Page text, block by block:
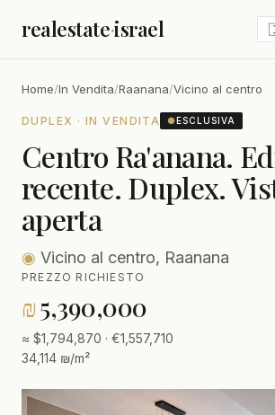
realestate·israel
Home/In Vendita/Raanana/Vicino al centro
DUPLEX · IN VENDITA ●ESCLUSIVA
Centro Ra'anana.
recente. Duplex.
aperta
◉ Vicino al centro, Raanana
PREZZO RICHIESTO
₪5,390,000
≈ $1,794,870 · €1,557,710
34,114 ₪/m²